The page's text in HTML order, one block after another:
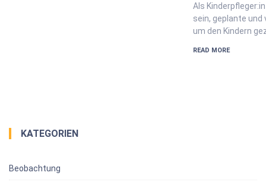
Als
sein, geplante
um den Kindern
READ MORE
KATEGORIEN
Beobachtung